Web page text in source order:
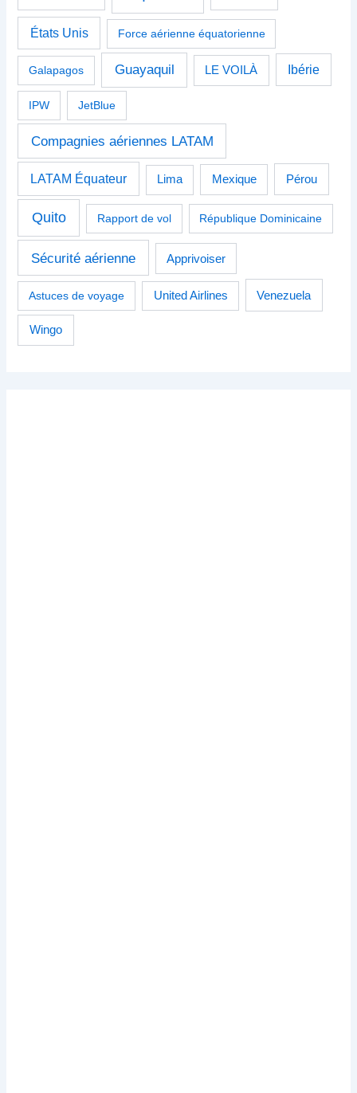
États Unis Force aérienne équatorienne
Galapagos Guayaquil LE VOILÀ Ibérie
IPW JetBlue
Compagnies aériennes LATAM
LATAM Équateur Lima Mexique Pérou
Quito Rapport de vol République Dominicaine
Sécurité aérienne Apprivoiser
Astuces de voyage United Airlines Venezuela
Wingo